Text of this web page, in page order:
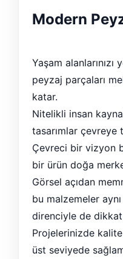
Modern
Yaşam
peyzaj parçaları
katar.
Nitelikli insan
tasarımlar çevreye
Çevreci bir vizyon
bir ürün doğa
Görsel açıdan
bu malzemeler
direnciyle de dikkat
Projelerinizde
üst seviyede